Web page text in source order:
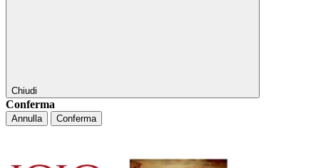
Chiudi
Conferma
Annulla Conferma